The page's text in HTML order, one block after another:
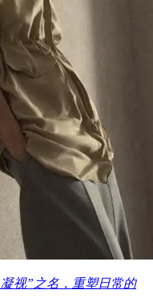
视”之名，重塑日常的